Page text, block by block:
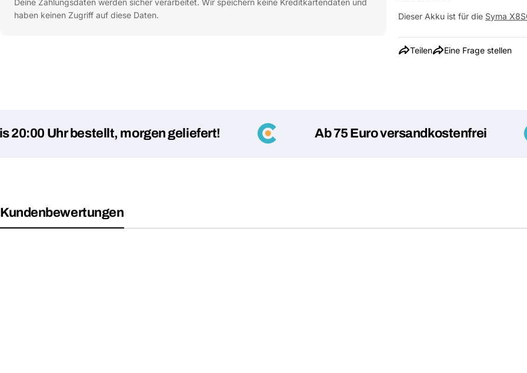
Deine Zahlungsdaten werden sicher verarbeitet. Wir speichern keine Kreditkartendaten und
haben keinen Zugriff auf diese Daten.
Dieser Akku ist für die Syma
Teilen Eine Frage stellen
Uhr bestellt, morgen geliefert! Ab 75 Euro versandkostenfrei
Kundenbewertungen